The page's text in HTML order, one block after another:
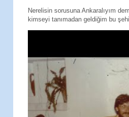
Nerelisin sorusuna Ankaralıyım
kimseyi tanımadan geldiğim bu